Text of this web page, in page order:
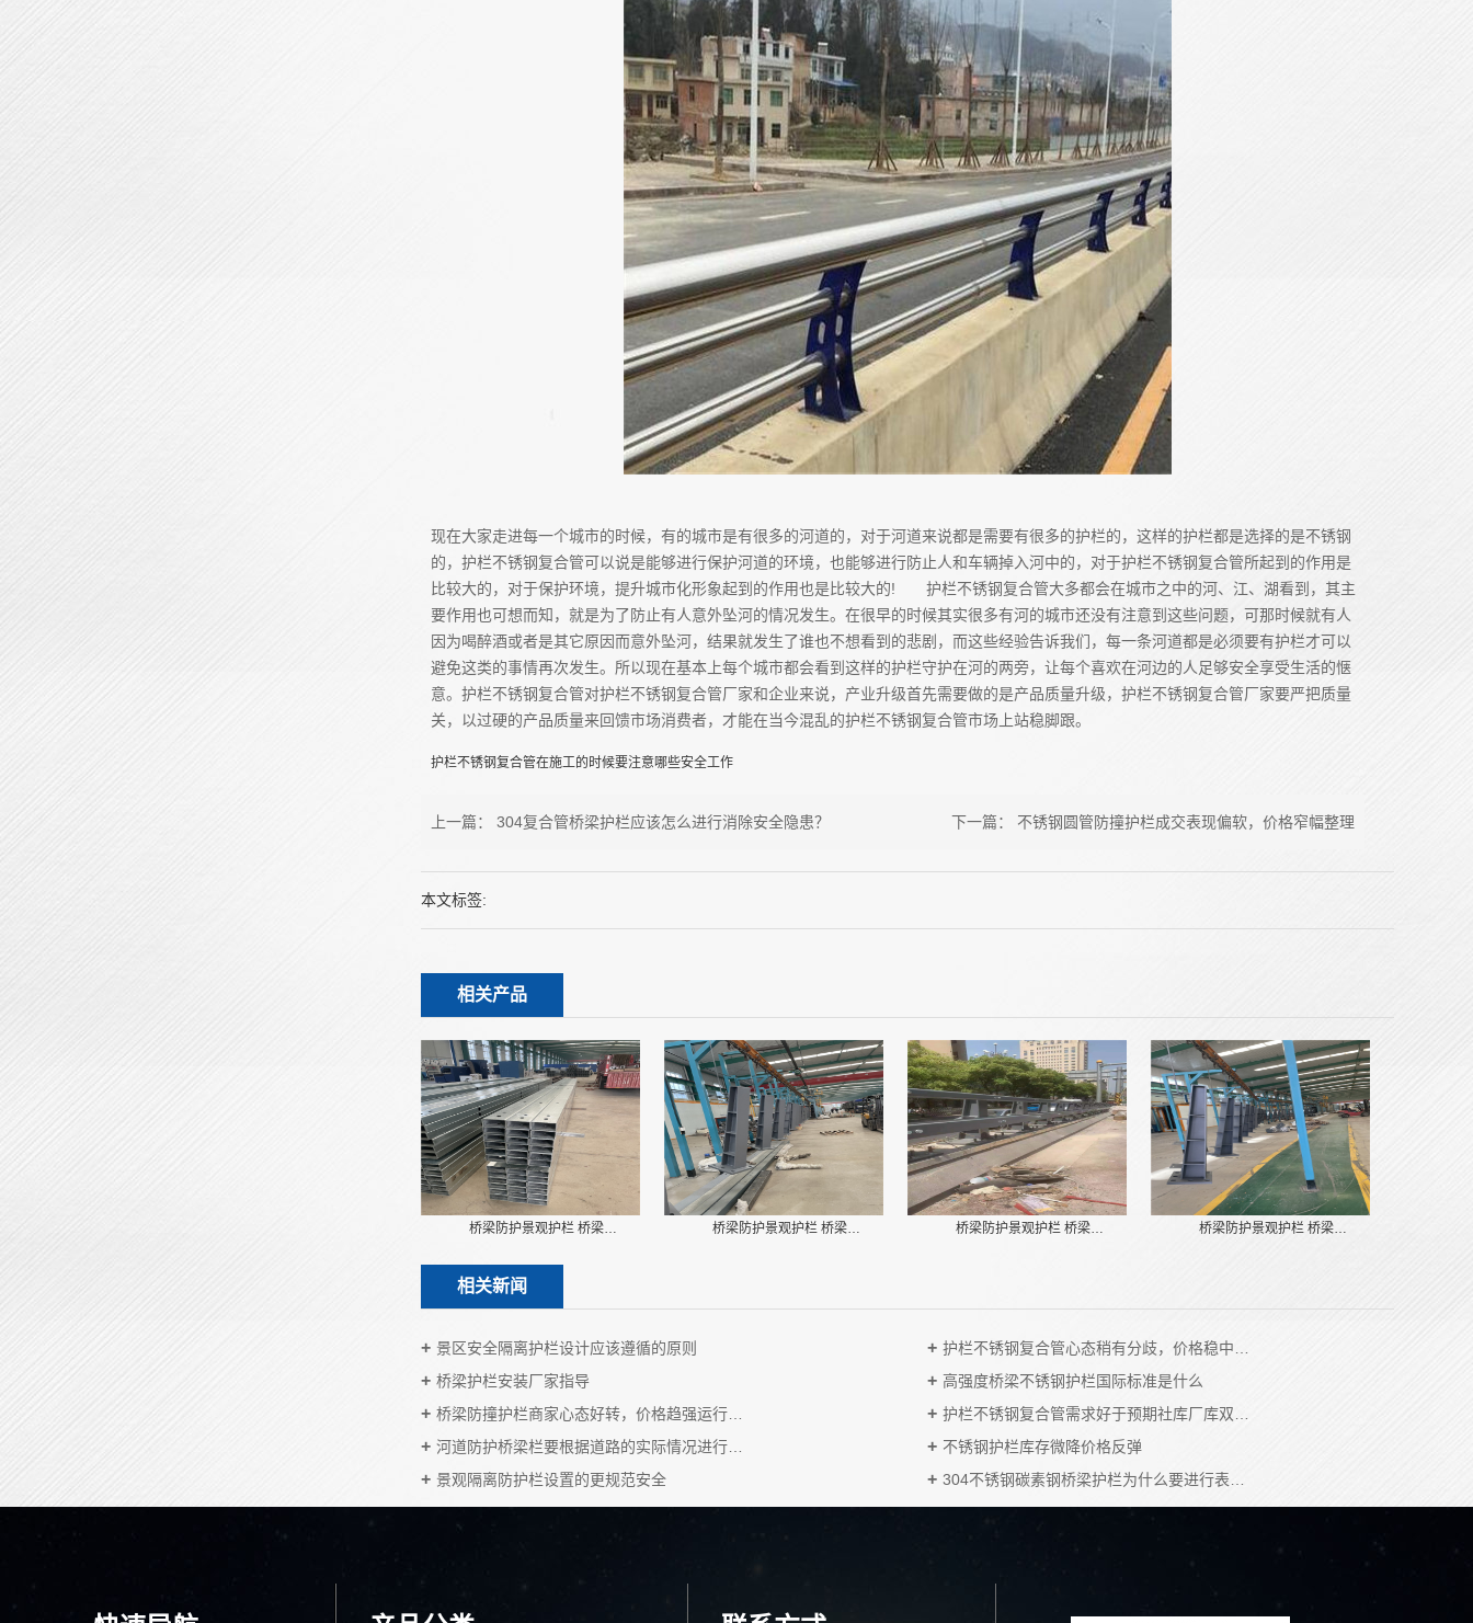
现在大家走进每一个城市的时候，有的城市是有很多的河道的，对于河道来说都是需要有很多的护栏的，这样的护栏都是选择的是不锈钢
的，护栏不锈钢复合管可以说是能够进行保护河道的环境，也能够进行防止人和车辆掉入河中的，对于护栏不锈钢复合管所起到的作用是
比较大的，对于保护环境，提升城市化形象起到的作用也是比较大的! 护栏不锈钢复合管大多都会在城市之中的河、江、湖看到，其主
要作用也可想而知，就是为了防止有人意外坠河的情况发生。在很早的时候其实很多有河的城市还没有注意到这些问题，可那时候就有人
因为喝醉酒或者是其它原因而意外坠河，结果就发生了谁也不想看到的悲剧，而这些经验告诉我们，每一条河道都是必须要有护栏才可以
避免这类的事情再次发生。所以现在基本上每个城市都会看到这样的护栏守护在河的两旁，让每个喜欢在河边的人足够安全享受生活的惬
意。护栏不锈钢复合管对护栏不锈钢复合管厂家和企业来说，产业升级首先需要做的是产品质量升级，护栏不锈钢复合管厂家要严把质量
关，以过硬的产品质量来回馈市场消费者，才能在当今混乱的护栏不锈钢复合管市场上站稳脚跟。
护栏不锈钢复合管在施工的时候要注意哪些安全工作
上一篇： 304复合管桥梁护栏应该怎么进行消除安全隐患？ 下一篇： 不锈钢圆管防撞护栏成交表现偏软，价格窄幅整理
本文标签:
相关产品
桥梁防护景观护栏 桥梁… 桥梁防护景观护栏 桥梁… 桥梁防护景观护栏 桥梁… 桥梁防护景观护栏 桥梁…
相关新闻
景区安全隔离护栏设计应该遵循的原则
护栏不锈钢复合管心态稍有分歧，价格稳中…
桥梁护栏安装厂家指导
高强度桥梁不锈钢护栏国际标准是什么
桥梁防撞护栏商家心态好转，价格趋强运行…
护栏不锈钢复合管需求好于预期社库厂库双…
河道防护桥梁栏要根据道路的实际情况进行…
不锈钢护栏库存微降价格反弹
景观隔离防护栏设置的更规范安全
304不锈钢碳素钢桥梁护栏为什么要进行表…